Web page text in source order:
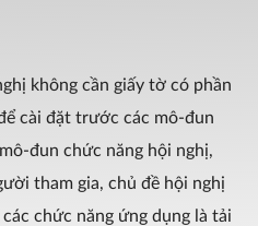
không cần giấy tờ có phần
cài đặt trước các mô-đun
đun chức năng hội nghị,
tham gia, chủ đề hội nghị
chức năng ứng dụng là tải